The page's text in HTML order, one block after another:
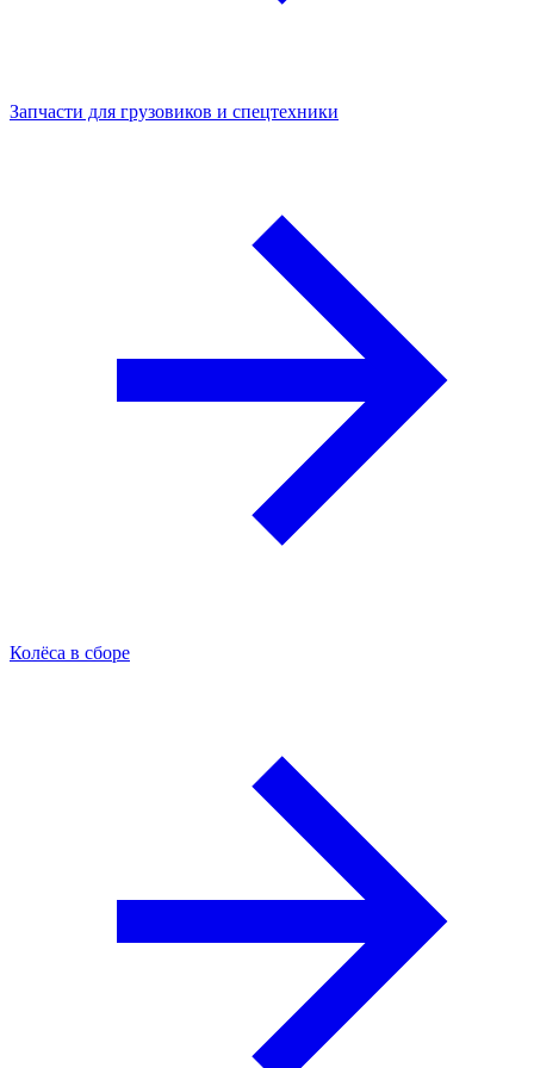
Запчасти для грузовиков и спецтехники
Колёса в сборе